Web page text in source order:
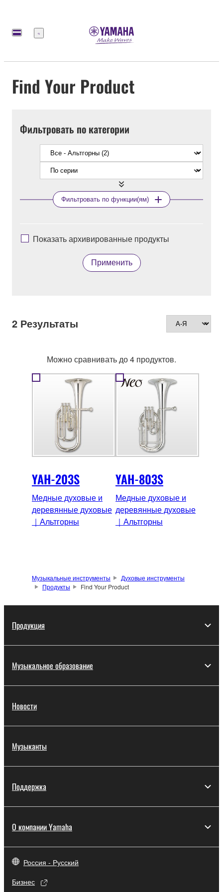
Меню
Find Your Product
Фильтровать по категории
Фильтровать по функции(ям)
Показать архивированные продукты
Применить
2 Результаты
Можно сравнивать до 4 продуктов.
YAH-203S
Медные духовые и
деревянные духовые
｜Альтгорны
YAH-803S
Медные духовые и
деревянные духовые
｜Альтгорны
Музыкальные инструменты
Духовые инструменты
Продукты
Find Your Product
Продукция
Музыкальное образование
Новости
Музыканты
Поддержка
О компании Yamaha
Россия - Русский
Бизнес